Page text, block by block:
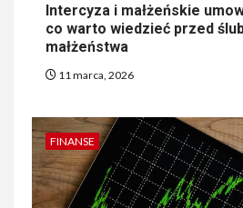
Intercyza i małżeńskie
co warto wiedzieć przed
małżeństwa
11 marca, 2026
FINANSE